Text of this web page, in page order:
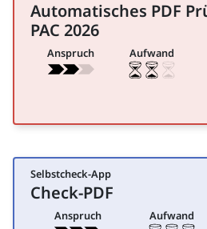
für Öffentlichkeitsarbeit
Automatisches PDF
PAC 2026
Anspruch Aufwand
Selbstcheck-App
für Entwicklung
Check-PDF
Anspruch Aufwand